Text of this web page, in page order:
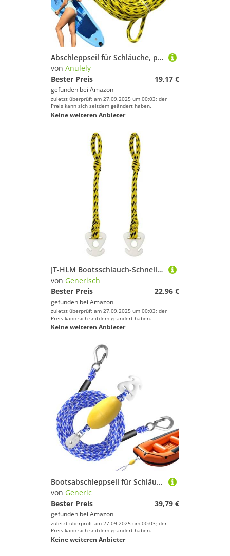
Abschleppseil für Schläuche, professionelles sicheres Schwimmseil – Boots-Sicherheitsausrüstung, Marine-Dockleinen für Fitness, Paddeln, Rudern, Klettern
von Anulely
Bester Preis
19,17 €
gefunden bei Amazon
zuletzt überprüft am 27.09.2025 um 00:03; der
Preis kann sich seitdem geändert haben.
Keine weiteren Anbieter
JT-HLM Bootsschlauch-Schnellverbinder, Abschleppseil für Schlauchverbinder, Skifahren, Wake-Boarding mit Seadoo, Jetski, Waverunner
von Generisch
Bester Preis
22,96 €
gefunden bei Amazon
zuletzt überprüft am 27.09.2025 um 00:03; der
Preis kann sich seitdem geändert haben.
Keine weiteren Anbieter
Bootsabschleppseil für Schläuche – 4,8 m Marine-Abschleppseil – robuster Kajakgurt mit Schwimmerball und Haken zum Ziehen von Rettung, Festmacher, Anhänger, Segeln, Angeln, Wassersport, Surfen
von Generic
Bester Preis
39,79 €
gefunden bei Amazon
zuletzt überprüft am 27.09.2025 um 00:03; der
Preis kann sich seitdem geändert haben.
Keine weiteren Anbieter